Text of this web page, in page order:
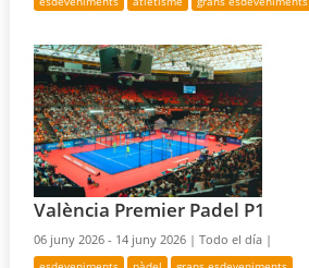
València Premier Padel P1
06 juny 2026 - 14 juny 2026 |Todo el día |